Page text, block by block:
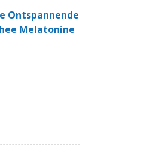
Ontspannende
Melatonine